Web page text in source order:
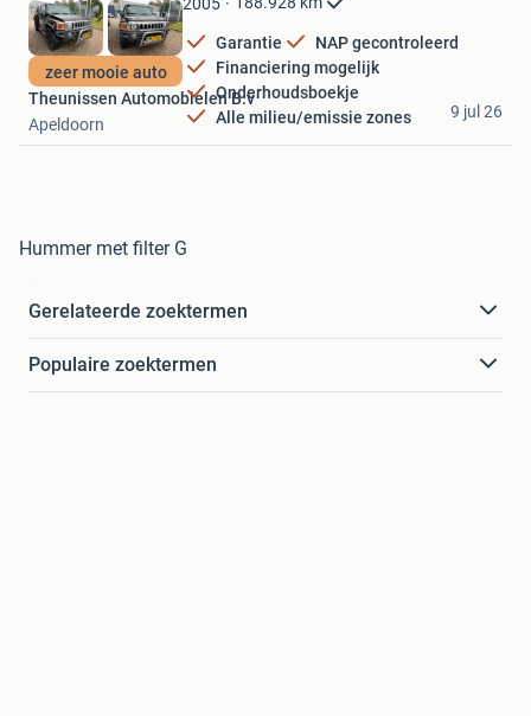
zeer mooie auto
2005
Garantie
NAP gecontroleerd
Financiering mogelijk
Onderhoudsboekje
Alle milieu/emissie zones
Theunissen Automobielen B.v
Apeldoorn
9 jul 26
Hummer met filter G
Gerelateerde zoektermen
Populaire zoektermen